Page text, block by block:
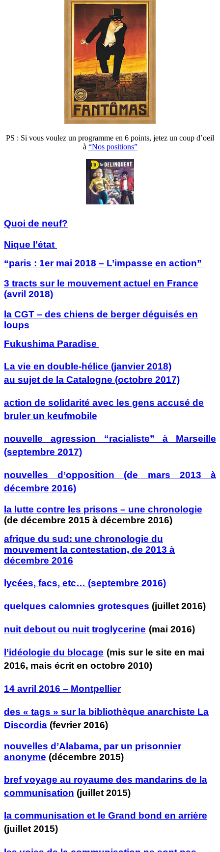
PS : Si vous voulez un programme en 6 points, jetez un coup d’oeil
à “Nos positions”
Quoi de neuf?
Nique l’état
“paris : 1er mai 2018 – L’impasse en action”
3 tracts sur le mouvement actuel en France
(avril 2018)
la CGT – des chiens de berger déguisés en
loups
Fukushima Paradise
La vie en double-hélice (janvier 2018)
au sujet de la Catalogne (octobre 2017)
action de solidarité avec les gens accusé de
bruler un keufmobile
nouvelle agression “racialiste” à Marseille
(septembre 2017)
nouvelles d’opposition (de mars 2013 à
décembre 2016)
la lutte contre les prisons – une chronologie
(de décembre 2015 à décembre 2016)
afrique du sud: une chronologie du
mouvement la contestation, de 2013 à
décembre 2016
lycées, facs, etc… (septembre 2016)
quelques calomnies grotesques (juillet 2016)
nuit debout ou nuit troglycerine (mai 2016)
l’idéologie du blocage (mis sur le site en mai
2016, mais écrit en octobre 2010)
14 avril 2016 – Montpellier
des « tags » sur la bibliothèque anarchiste La
Discordia (fevrier 2016)
nouvelles d’Alabama, par un prisonnier
anonyme (décembre 2015)
bref voyage au royaume des mandarins de la
communisation (juillet 2015)
la communisation et le Grand bond en arrière
(juillet 2015)